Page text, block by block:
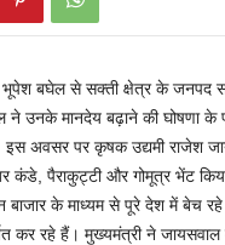
भूपेश बघेल से सक्ती क्षेत्र के जनपद
ने उनके मानदेय बढ़ाने की घोषणा के
इस अवसर पर कृषक उद्यमी राजेश
कंडे, पैराकुट्टी और गोमूत्र भेंट
बाजार के माध्यम से पूरे देश में बेच
कर रहे हैं। मुख्यमंत्री ने जायसवाल